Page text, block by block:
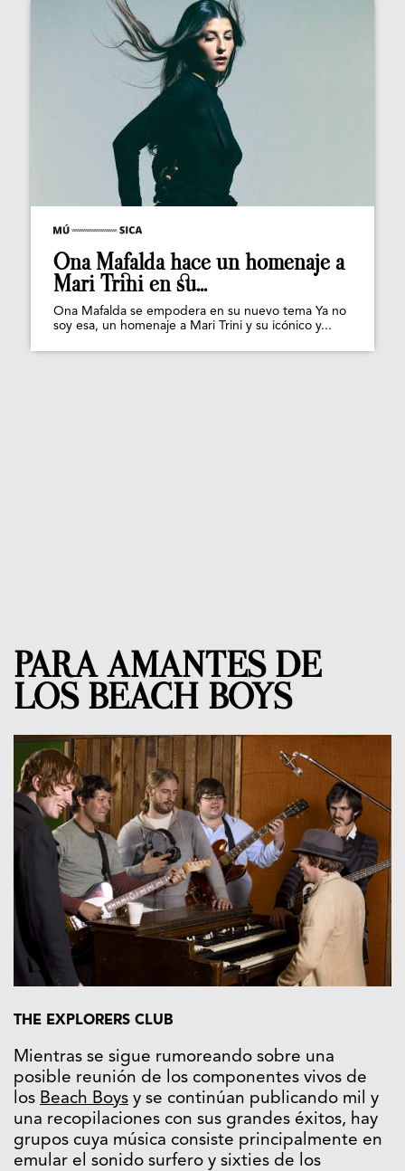
Ona Mafalda hace un homenaje a
Mari Trini en su...
Ona Mafalda se empodera en su nuevo tema Ya no
soy esa, un homenaje a Mari Trini y su icónico y...
PARA AMANTES DE
LOS BEACH BOYS
THE EXPLORERS CLUB
Mientras se sigue rumoreando sobre una
posible reunión de los componentes vivos de
los Beach Boys y se continúan publicando mil y
una recopilaciones con sus grandes éxitos, hay
grupos cuya música consiste principalmente en
emular el sonido surfero y sixties de los